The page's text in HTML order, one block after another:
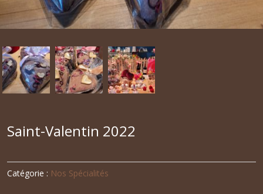
Saint-Valentin 2022
Catégorie : Nos Spécialités